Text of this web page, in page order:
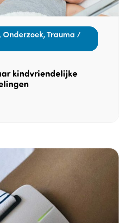
Trauma /
kindvriendelijke